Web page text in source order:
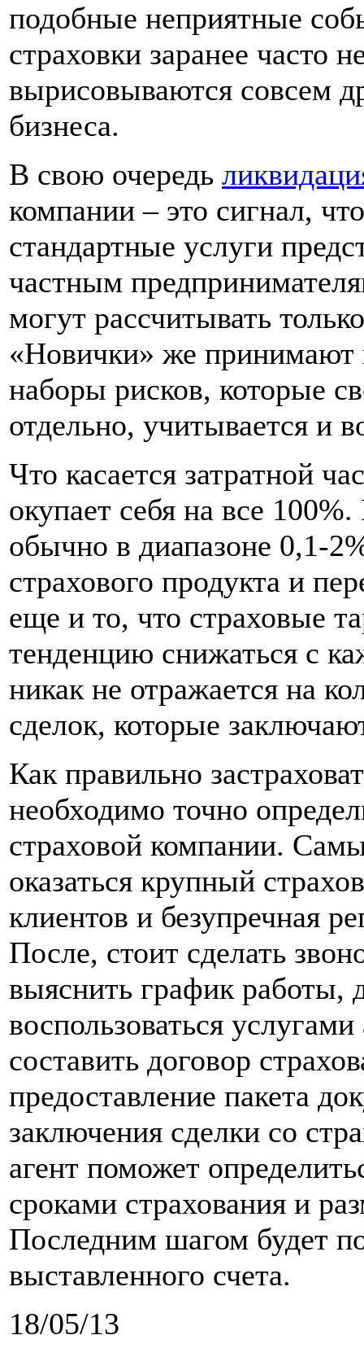
подобные неприятные
страховки заранее часто
вырисовываются совсем
бизнеса.
В свою очередь
компании – это сигнал,
стандартные услуги
частным
могут рассчитывать
«Новички» же принимают
наборы рисков, которые
отдельно, учитывается и
Что касается затратной
окупает себя на все
обычно в диапазоне 0,1-
страхового продукта и
еще и то, что страховые
тенденцию снижаться с
никак не отражается на
сделок, которые
Как правильно
необходимо точно
страховой компании.
оказаться крупный
клиентов и безупречная
После, стоит сделать
выяснить график работы,
воспользоваться
составить договор
предоставление пакета
заключения сделки со
агент поможет
сроками страхования и
Последним шагом будет
выставленного счета.
18/05/13